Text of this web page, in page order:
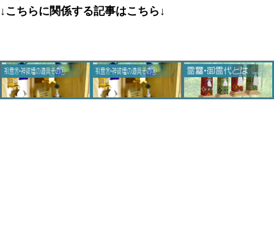
↓こちらに関係する記事はこちら↓